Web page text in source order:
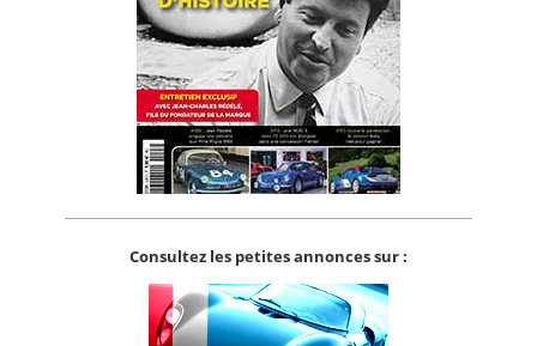
Consultez les petites annonces sur :